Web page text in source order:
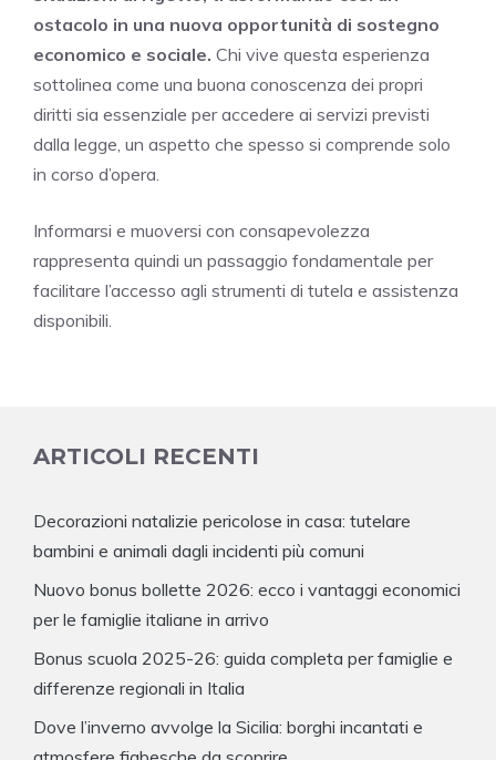
ostacolo in una nuova opportunità di sostegno
economico e sociale. Chi vive questa esperienza
sottolinea come una buona conoscenza dei propri
diritti sia essenziale per accedere ai servizi previsti
dalla legge, un aspetto che spesso si comprende solo
in corso d’opera.
Informarsi e muoversi con consapevolezza
rappresenta quindi un passaggio fondamentale per
facilitare l’accesso agli strumenti di tutela e assistenza
disponibili.
ARTICOLI RECENTI
Decorazioni natalizie pericolose in casa: tutelare
bambini e animali dagli incidenti più comuni
Nuovo bonus bollette 2026: ecco i vantaggi economici
per le famiglie italiane in arrivo
Bonus scuola 2025-26: guida completa per famiglie e
differenze regionali in Italia
Dove l’inverno avvolge la Sicilia: borghi incantati e